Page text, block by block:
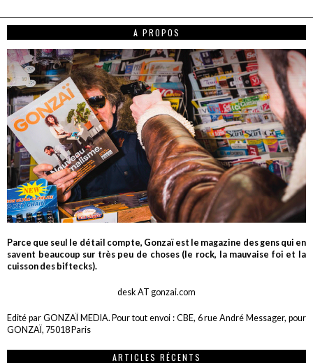
A PROPOS
Parce que seul le détail compte, Gonzaï est le magazine des gens qui en
savent beaucoup sur très peu de choses (le rock, la mauvaise foi et la
cuisson des biftecks).
desk AT gonzai.com
Edité par GONZAÏ MEDIA. Pour tout envoi : CBE, 6 rue André Messager, pour
GONZAÏ, 75018 Paris
ARTICLES RÉCENTS